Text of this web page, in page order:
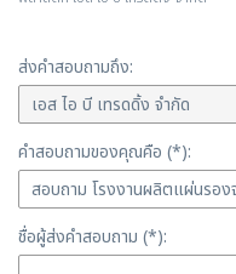
ส่งคำสอบถามถึง:
คำสอบถามของคุณคือ (*):
ชื่อผู้ส่งคำสอบถาม (*):